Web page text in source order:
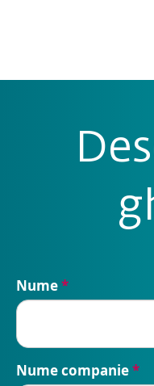
Nume*
Nume companie*